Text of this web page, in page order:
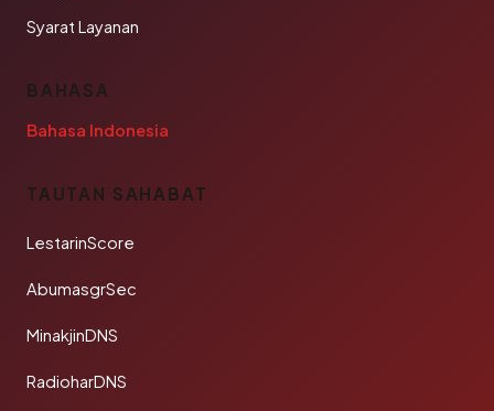
Syarat Layanan
BAHASA
Bahasa Indonesia
TAUTAN SAHABAT
LestarinScore
AbumasgrSec
MinakjinDNS
RadioharDNS